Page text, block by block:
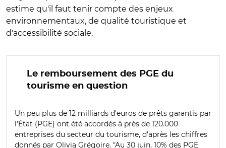
estime qu'il faut tenir compte des enjeux
environnementaux, de qualité touristique et
d'accessibilité sociale.
Le remboursement des PGE du
tourisme en question
Un peu plus de 12 milliards d'euros de prêts garantis par
l'État (PGE) ont été accordés à près de 120.000
entreprises du secteur du tourisme, d'après les chiffres
donnés par Olivia Grégoire. "Au 30 juin, 10% des PGE